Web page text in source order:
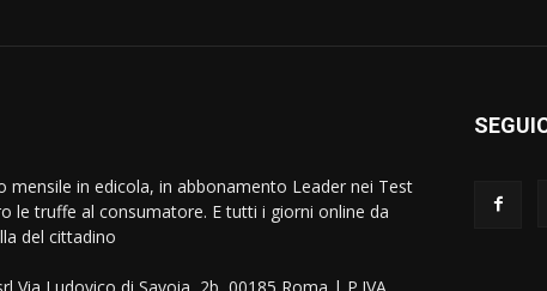
mensile in edicola, in abbonamento Leader nei Test
le truffe al consumatore. E tutti i giorni online da
del cittadino